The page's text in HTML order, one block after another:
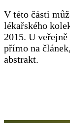
V této části
lékařského
2015. U
přímo na
abstrakt.